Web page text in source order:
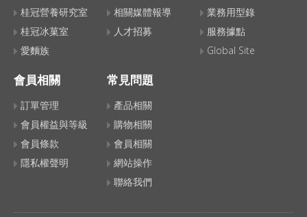
桂冠營養研究室
桂冠冰菓室
愛麵族
相關媒體報導
人才招募
業務用型錄
服務據點
Global Site
會員相關
訂單管理
會員權益與等級
會員條款
隱私權聲明
常見問題
產品相關
購物相關
會員相關
網站操作
聯絡我們